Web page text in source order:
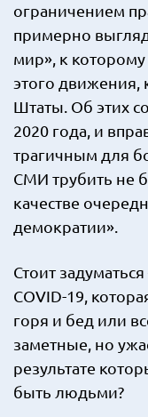
ограничением
примерно
мир», к
этого движения,
Штаты. Об этих
2020 года, и
трагичным для
СМИ трубить не
качестве
демократии».
Стоит
COVID-19,
горя и бед или
заметные, но
результате
быть людьми?